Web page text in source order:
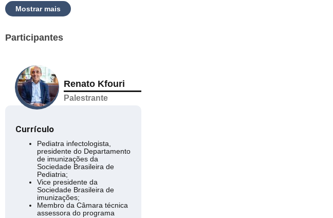
Mostrar mais
Participantes
Renato Kfouri
Palestrante
Currículo
Pediatra infectologista,
presidente do Departamento
de imunizações da
Sociedade Brasileira de
Pediatria;
Vice presidente da
Sociedade Brasileira de
imunizações;
Membro da Câmara técnica
assessora do programa